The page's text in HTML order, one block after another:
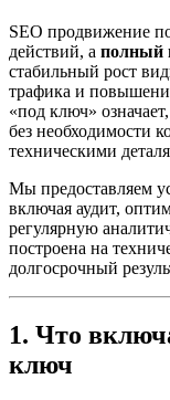
SEO продвижение
действий, а полный
стабильный рост
трафика и
«под ключ»
без необходимости
техническими
Мы предоставляем
включая аудит,
регулярную
построена на
долгосрочный
1. Что
ключ